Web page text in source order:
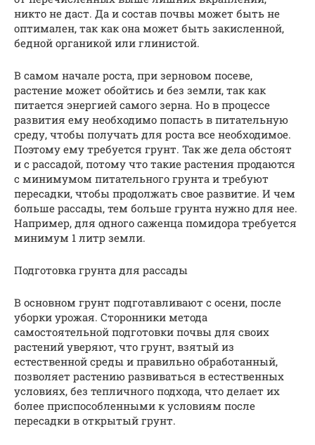
никто не даст. Да и состав почвы может быть не
оптимален, так как она может быть закисленной,
бедной органикой или глинистой.
В самом начале роста, при зерновом посеве,
растение может обойтись и без земли, так как
питается энергией самого зерна. Но в процессе
развития ему необходимо попасть в питательную
среду, чтобы получать для роста все необходимое.
Поэтому ему требуется грунт. Так же дела обстоят
и с рассадой, потому что такие растения продаются
с минимумом питательного грунта и требуют
пересадки, чтобы продолжать свое развитие. И чем
больше рассады, тем больше грунта нужно для нее.
Например, для одного саженца помидора требуется
минимум 1 литр земли.
Подготовка грунта для рассады
В основном грунт подготавливают с осени, после
уборки урожая. Сторонники метода
самостоятельной подготовки почвы для своих
растений уверяют, что грунт, взятый из
естественной среды и правильно обработанный,
позволяет растению развиваться в естественных
условиях, без тепличного подхода, что делает их
более приспособленными к условиям после
пересадки в открытый грунт.